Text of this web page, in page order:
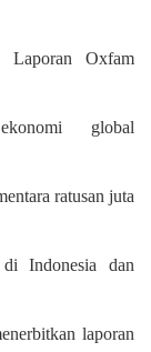
Oxfam
global
ratusan juta
Indonesia dan
laporan